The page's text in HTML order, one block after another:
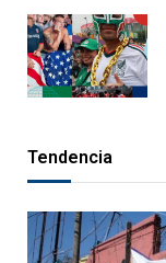
Tendencia